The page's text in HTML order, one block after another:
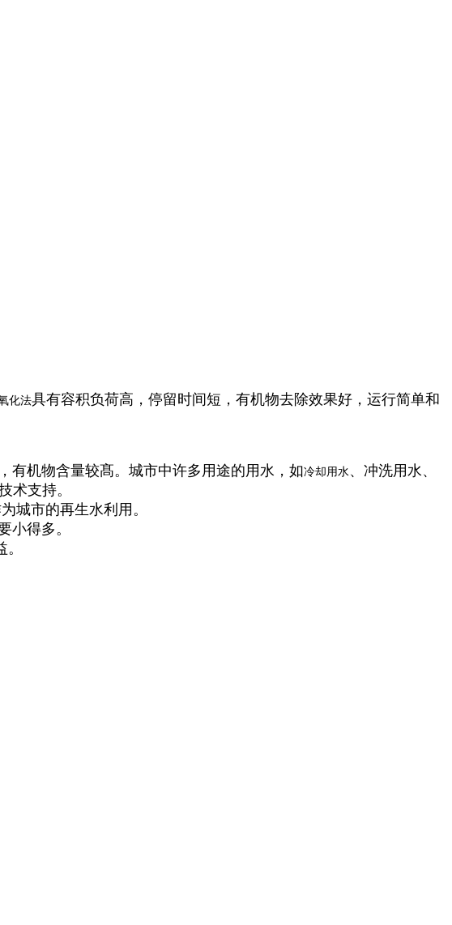
化法具有容积负荷高，停留时间短，有机物去除效果好，运行简单和
有机物含量较髙。城市中许多用途的用水，如冷却用水、冲洗用水、
术支持。
城市的再生水利用。
小得多。